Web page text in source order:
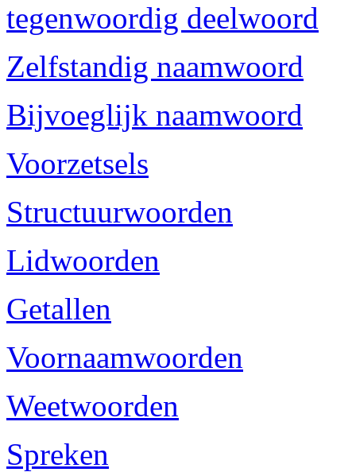
tegenwoordig deelwoord
Zelfstandig naamwoord
Bijvoeglijk naamwoord
Voorzetsels
Structuurwoorden
Lidwoorden
Getallen
Voornaamwoorden
Weetwoorden
Spreken